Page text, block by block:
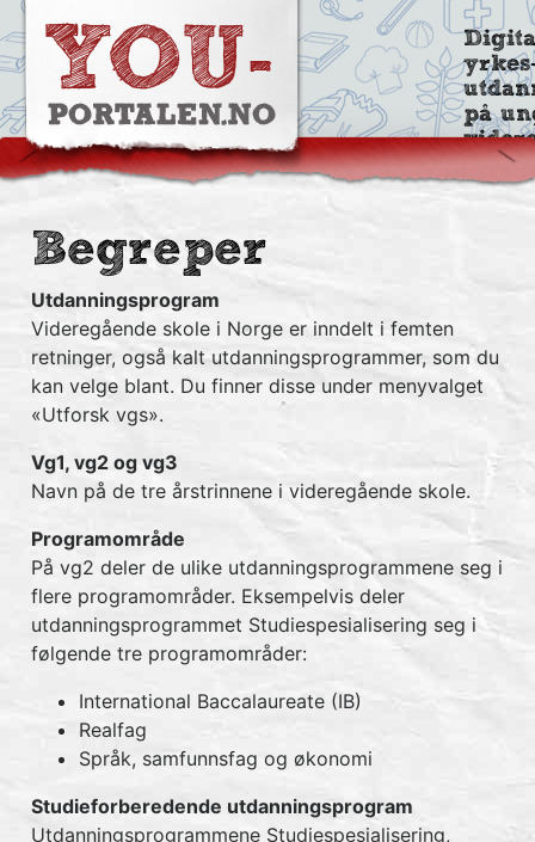
på
Begreper
Utdanningsprogram
Videregående skole i Norge er inndelt i femten
retninger, også kalt utdanningsprogrammer, som du
kan velge blant. Du finner disse under menyvalget
«Utforsk vgs».
Vg1, vg2 og vg3
Navn på de tre årstrinnene i videregående skole.
Programområde
På vg2 deler de ulike utdanningsprogrammene seg i
flere programområder. Eksempelvis deler
utdanningsprogrammet Studiespesialisering seg i
følgende tre programområder:
International Baccalaureate (IB)
Realfag
Språk, samfunnsfag og økonomi
Studieforberedende utdanningsprogram
Utdanningsprogrammene Studiespesialisering,